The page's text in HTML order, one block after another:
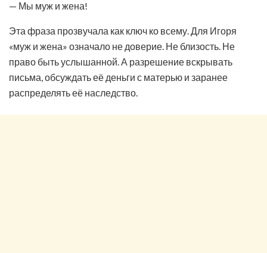
— Мы муж и жена!
Эта фраза прозвучала как ключ ко всему. Для Игоря
«муж и жена» означало не доверие. Не близость. Не
право быть услышанной. А разрешение вскрывать
письма, обсуждать её деньги с матерью и заранее
распределять её наследство.